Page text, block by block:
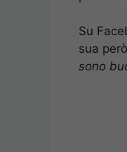
Su
sua
sono